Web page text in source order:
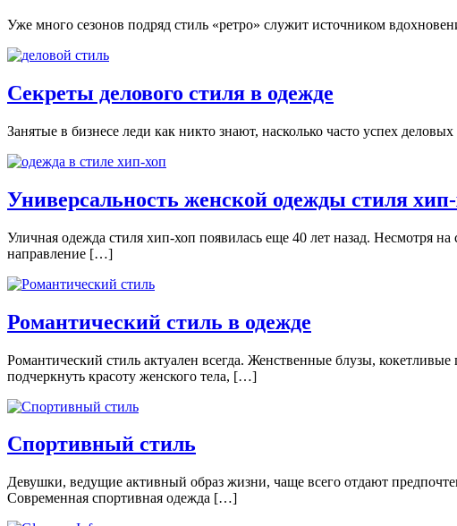
Уже много сезонов подряд стиль «ретро» служит источником
Секреты делового стиля в одежде
Занятые в бизнесе леди как никто знают, насколько часто успех
Универсальность женской одежды стиля
Уличная одежда стиля хип-хоп появилась еще 40 лет назад. Несмотря
направление […]
Романтический стиль в одежде
Романтический стиль актуален всегда. Женственные блузы,
подчеркнуть красоту женского тела, […]
Спортивный стиль
Девушки, ведущие активный образ жизни, чаще всего отдают
Современная спортивная одежда […]